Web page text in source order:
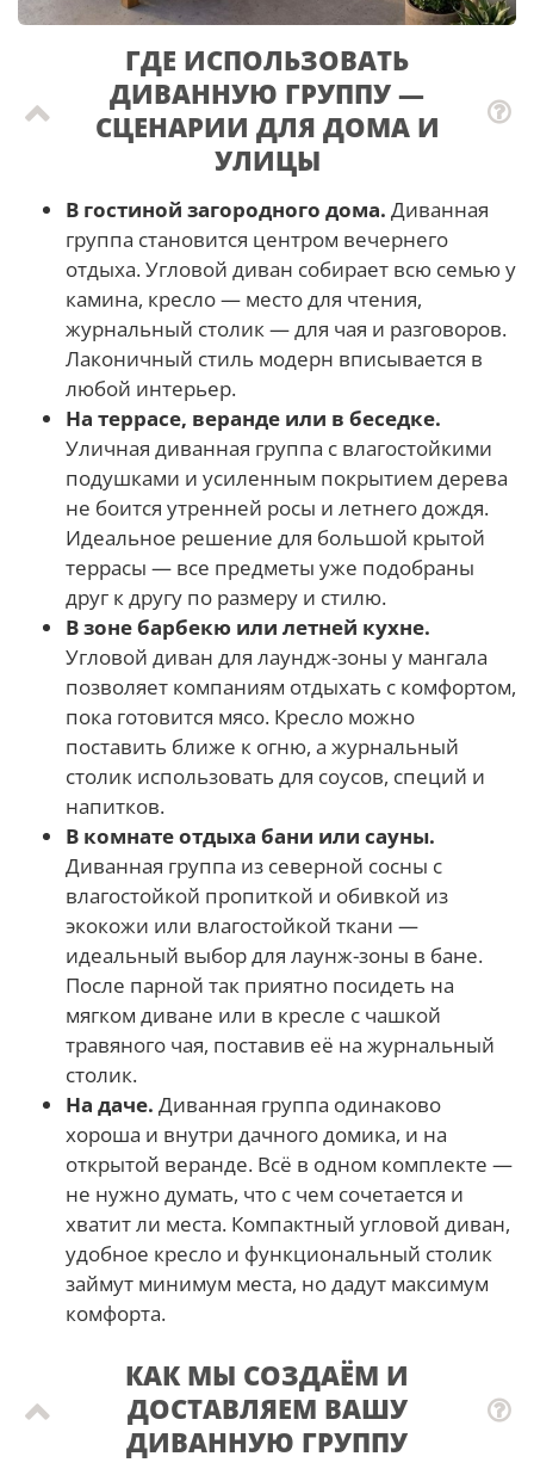
ГДЕ ИСПОЛЬЗОВАТЬ
ДИВАННУЮ ГРУППУ —
СЦЕНАРИИ ДЛЯ ДОМА И
УЛИЦЫ
В гостиной загородного дома. Диванная
группа становится центром вечернего
отдыха. Угловой диван собирает всю семью у
камина, кресло — место для чтения,
журнальный столик — для чая и разговоров.
Лаконичный стиль модерн вписывается в
любой интерьер.
На террасе, веранде или в беседке.
Уличная диванная группа с влагостойкими
подушками и усиленным покрытием дерева
не боится утренней росы и летнего дождя.
Идеальное решение для большой крытой
террасы — все предметы уже подобраны
друг к другу по размеру и стилю.
В зоне барбекю или летней кухне.
Угловой диван для лаундж-зоны у мангала
позволяет компаниям отдыхать с комфортом,
пока готовится мясо. Кресло можно
поставить ближе к огню, а журнальный
столик использовать для соусов, специй и
напитков.
В комнате отдыха бани или сауны.
Диванная группа из северной сосны с
влагостойкой пропиткой и обивкой из
экокожи или влагостойкой ткани —
идеальный выбор для лаунж-зоны в бане.
После парной так приятно посидеть на
мягком диване или в кресле с чашкой
травяного чая, поставив её на журнальный
столик.
На даче. Диванная группа одинаково
хороша и внутри дачного домика, и на
открытой веранде. Всё в одном комплекте —
не нужно думать, что с чем сочетается и
хватит ли места. Компактный угловой диван,
удобное кресло и функциональный столик
займут минимум места, но дадут максимум
комфорта.
КАК МЫ СОЗДАЁМ И
ДОСТАВЛЯЕМ ВАШУ
ДИВАННУЮ ГРУППУ